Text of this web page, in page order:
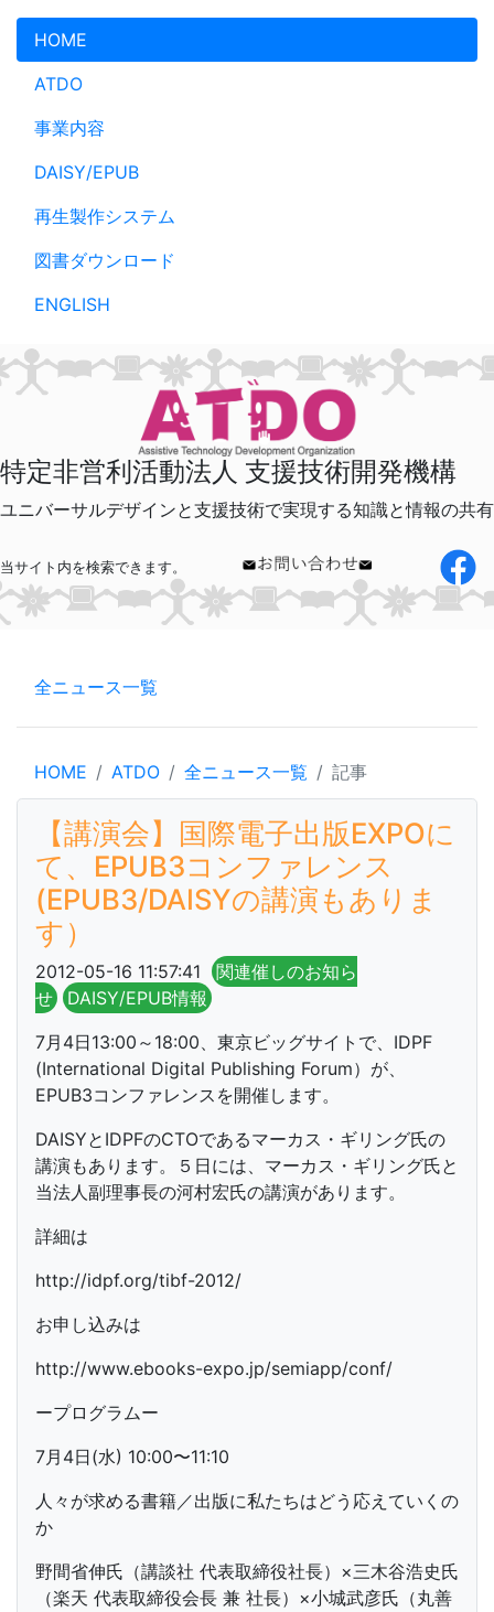
メインコンテンツへスキップ
HOME
ATDO
事業内容
DAISY/EPUB
再生製作システム
図書ダウンロード
ENGLISH
特定非営利活動法人 支援技術開発機構
ユニバーサルデザインと支援技術で実現する知識と情報の共有
当サイト内を検索できます。
全ニュース一覧
HOME ATDO 全ニュース一覧 記事
【講演会】国際電子出版EXPOに
て、EPUB3コンファレンス
(EPUB3/DAISYの講演もありま
す）
2012-05-16 11:57:41
関連催しのお知ら
せ
DAISY/EPUB情報
7月4日13:00～18:00、東京ビッグサイトで、IDPF
(International Digital Publishing Forum）が、
EPUB3コンファレンスを開催します。
DAISYとIDPFのCTOであるマーカス・ギリング氏の
講演もあります。５日には、マーカス・ギリング氏と
当法人副理事長の河村宏氏の講演があります。
詳細は
http://idpf.org/tibf-2012/
お申し込みは
http://www.ebooks-expo.jp/semiapp/conf/
ープログラムー
7月4日(水) 10:00〜11:10
人々が求める書籍／出版に私たちはどう応えていくの
か
野間省伸氏（講談社 代表取締役社長）×三木谷浩史氏
（楽天 代表取締役会長 兼 社長）×小城武彦氏（丸善